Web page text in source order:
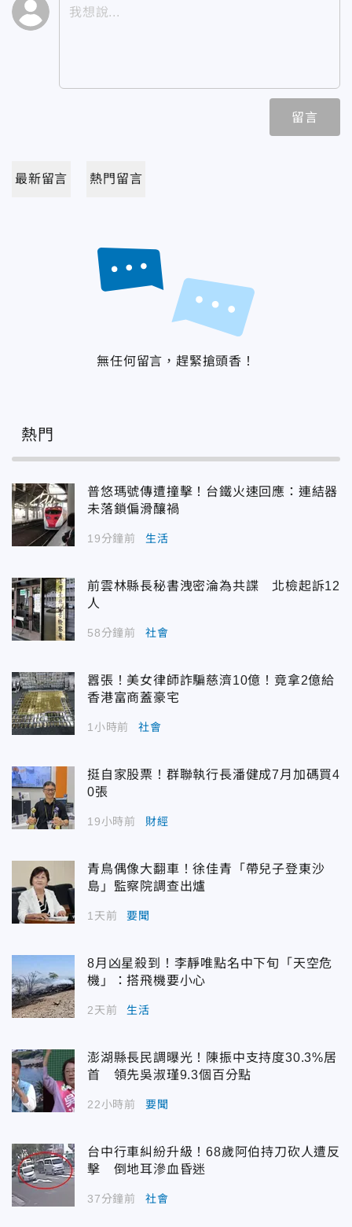
留言
最新留言 熱門留言
無任何留言，趕緊搶頭香！
熱門
普悠瑪號傳遭撞擊！台鐵火速回應：連結器
未落鎖偏滑釀禍
19分鐘前 生活
前雲林縣長秘書洩密淪為共諜 北檢起訴12
人
58分鐘前 社會
囂張！美女律師詐騙慈濟10億！竟拿2億給
香港富商蓋豪宅
1小時前 社會
挺自家股票！群聯執行長潘健成7月加碼買4
0張
19小時前 財經
青鳥偶像大翻車！徐佳青「帶兒子登東沙
島」監察院調查出爐
1天前 要聞
8月凶星殺到！李靜唯點名中下旬「天空危
機」：搭飛機要小心
2天前 生活
澎湖縣長民調曝光！陳振中支持度30.3%居
首 領先吳淑瑾9.3個百分點
22小時前 要聞
台中行車糾紛升級！68歲阿伯持刀砍人遭反
擊 倒地耳滲血昏迷
37分鐘前 社會